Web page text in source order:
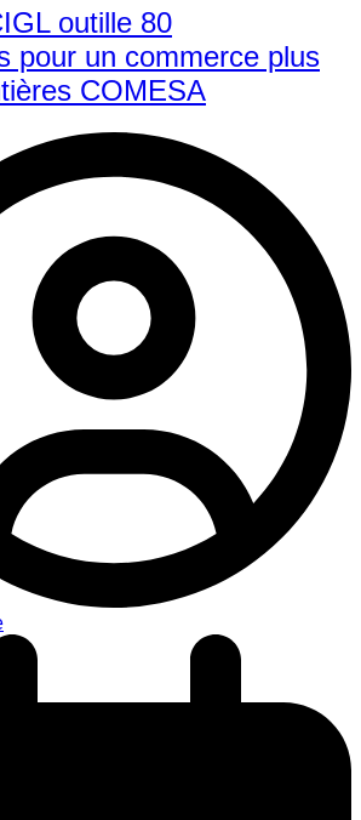
outille 80
pour un commerce plus
COMESA